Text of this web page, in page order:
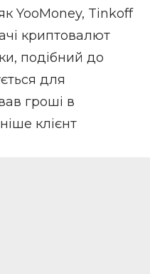
YooMoney, Tinkoff
криптовалют
подібний до
для
гроші в
клієнт